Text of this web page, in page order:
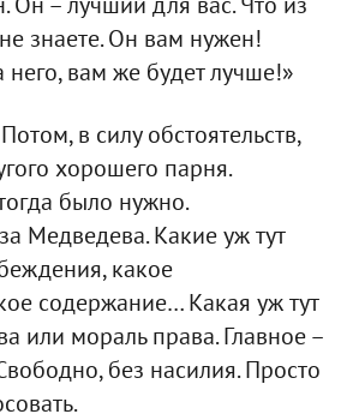
знаете. Он вам нужен!
него, вам же будет лучше!»
в силу обстоятельств,
хорошего парня.
было нужно.
Медведева. Какие уж тут
какое
содержание… Какая уж тут
или мораль права. Главное –
без насилия. Просто